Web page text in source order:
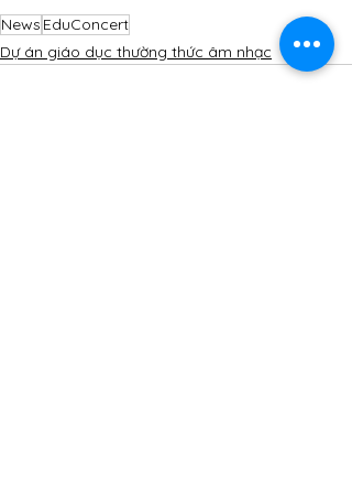
News EduConcert
Dự án giáo dục thường thức âm nhạc